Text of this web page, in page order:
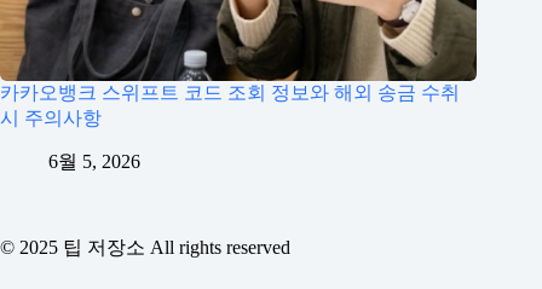
카카오뱅크 스위프트 코드 조회 정보와 해외 송금 수취
시 주의사항
6월 5, 2026
© 2025 팁 저장소 All rights reserved